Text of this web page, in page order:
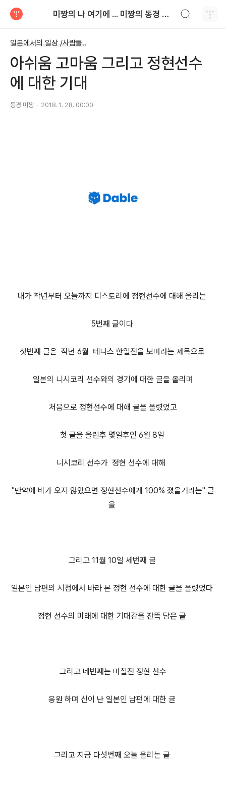
미짱의 나 여기에 ... 미짱의 동경 생활
일본에서의 일상 /사람들..
아쉬움 고마움 그리고 정현선수
에 대한 기대
동경 미짱 2018. 1. 28. 00:00
내가 작년부터 오늘까지 디스토리에 정현선수에 대해 올리는
5번째 글이다
첫번째 글은 작년 6월 테니스 한일전을 보며라는 제목으로
일본의 니시코리 선수와의 경기에 대한 글을 올리며
처음으로 정현선수에 대해 글을 올렸었고
첫 글을 올린후 몇일후인 6월 8일
니시코리 선수가 정현 선수에 대해
"만약에 비가 오지 않았으면 정현선수에게 100% 졌을거라는" 글
을
그리고 11월 10일 세번째 글
일본인 남편의 시점에서 바라 본 정현 선수에 대한 글을 올렸었다
정현 선수의 미래에 대한 기대감을 잔뜩 담은 글
그리고 네번째는 며칠전 정현 선수
응원 하며 신이 난 일본인 남펀에 대한 글
그리고 지금 다섯번째 오늘 올리는 글